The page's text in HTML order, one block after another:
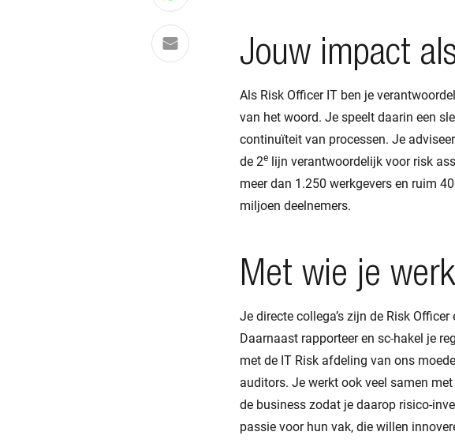
Jouw impact
Als Risk Officer IT ben je
van het woord. Je speelt daarin een
continuïteit van processen. Je
de 2e lijn verantwoordelijk voor risk
meer dan 1.250 werkgevers en ruim
miljoen deelnemers.
Met wie je
Je directe collega’s zijn de Risk
Daarnaast rapporteer en sc hakel je
met de IT Risk afdeling van ons
auditors. Je werkt ook veel samen
de business zodat je daarop risico-
passie voor hun vak, die willen
Delen via e-mail